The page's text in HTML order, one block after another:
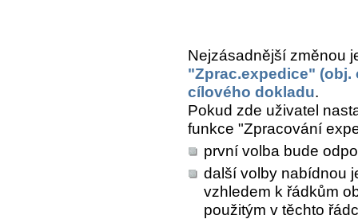
Nejzásadnější změnou
"Zprac.expedice" (obj.
cílového dokladu.
Pokud zde uživatel
funkce "Zpracování
první volba bude
další volby nabídnou
vzhledem k řádkům
použitým v těchto